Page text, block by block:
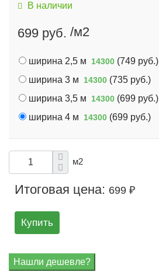
В наличии
699 руб. /м2
ширина 2,5 м 14300 (749 руб.)
ширина 3 м
14300 (735 руб.)
ширина 3,5 м
14300 (699 руб.)
ширина 4 м
14300 (699 руб.)
м2
Итоговая цена: 699 ₽
Купить